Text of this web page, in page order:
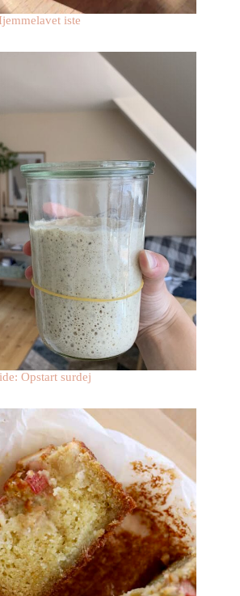
iste
Opstart surdej